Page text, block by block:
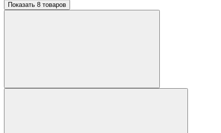
Показать 8 товаров